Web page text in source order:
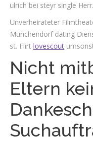
ulrich bei steyr single Herr.
Unverheirateter
Munchendorf dating
st. Flirt lovescout
Nicht
Eltern